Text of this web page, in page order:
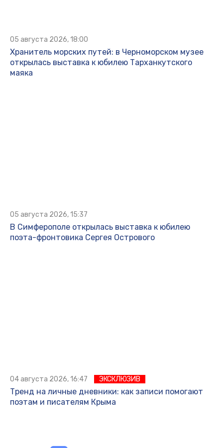
05 августа 2026, 18:00
Хранитель морских путей: в Черноморском музее
открылась выставка к юбилею Тарханкутского
маяка
05 августа 2026, 15:37
В Симферополе открылась выставка к юбилею
поэта-фронтовика Сергея Острового
04 августа 2026, 16:47 ЭКСКЛЮЗИВ
Тренд на личные дневники: как записи помогают
поэтам и писателям Крыма